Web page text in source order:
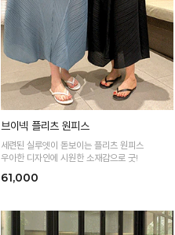
브이넥 플리츠 원피스
세련된 실루엣이 돋보이는 플리츠 원피스
우아한 디자인에 시원한 소재감으로 굿!
61,000